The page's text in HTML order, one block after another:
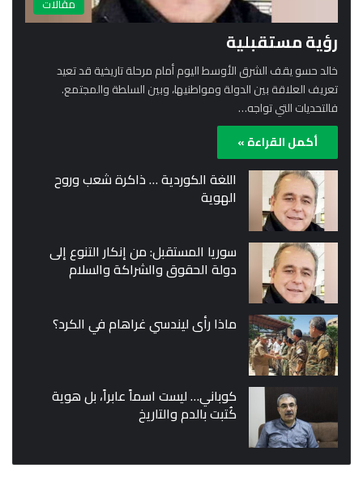
مقالات
رؤية مستقبلية
خالد حسو يقف الشرق الأوسط اليوم أمام مرحلة تاريخية قد تعيد
تعريف العلاقة بين الدولة ومواطنيها، وبين السلطة والمجتمع.
فالتحديات التي تواجه…
أكمل القراءة »
اللغة الكوردية … ذاكرة شعب وروح
الهوية
سوريا المستقبل: من إنكار التنوع إلى
دولة الحقوق والشراكة والسلام
ماذا رأى ليندسي غراهام في الكرد؟
كوباني… ليست اسماً عابراً، بل هوية
كُتبت بالدم والتاريخ